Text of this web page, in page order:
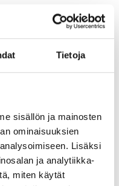
Tietoja
sisällön ja mainosten
ominaisuuksien
Lisäksi
ja analytiikka-
miten käytät
-tutkimus
on koko Pohjolan
keskusteluun, miksi
miksi naiset eivät
pitämään huolta